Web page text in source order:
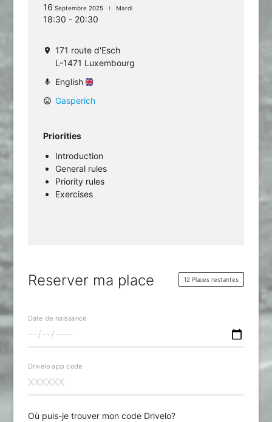
16 Septembre 2025 Mardi
18:30 - 20:30
location_on
171 route d'Esch
L-1471 Luxembourg
mic English
mood Gasperich
Priorities
Introduction
General rules
Priority rules
Exercises
Reserver ma place 12 Places restantes
Date de naissance
Drivelo app code
Où puis-je trouver mon code Drivelo?